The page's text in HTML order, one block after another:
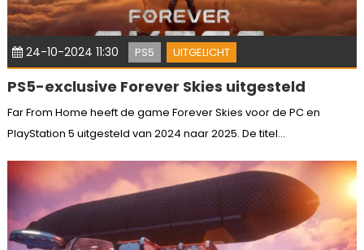
24-10-2024 11:30 PS5 UITGELICHT
PS5-exclusive Forever Skies uitgesteld
Far From Home heeft de game Forever Skies voor de PC en
PlayStation 5 uitgesteld van 2024 naar 2025. De titel...